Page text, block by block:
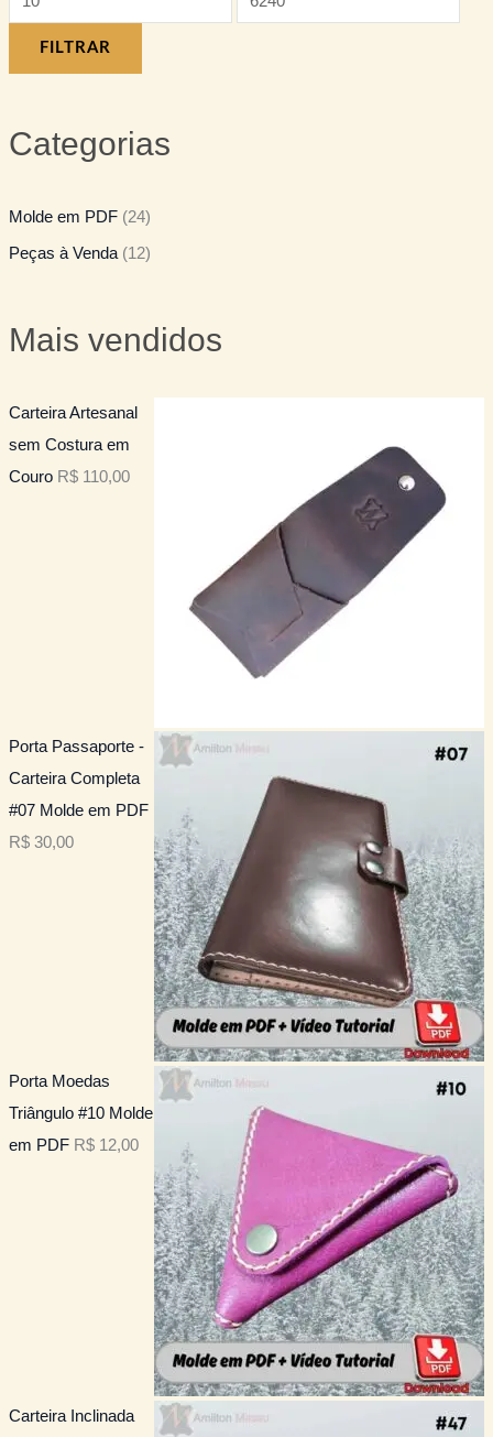
FILTRAR
Categorias
Molde em PDF (24)
Peças à Venda (12)
Mais vendidos
Carteira Artesanal
sem Costura em
Couro R$110,00
Porta Passaporte -
Carteira Completa
#07 Molde em PDF
R$30,00
Porta Moedas
Triângulo #10 Molde
em PDF R$12,00
Carteira Inclinada